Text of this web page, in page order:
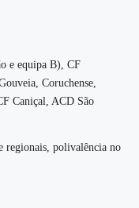
e equipa B), CF
Coruchense,
Caniçal, ACD São
regionais, polivalência no